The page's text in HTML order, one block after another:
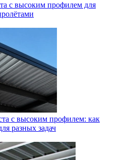
с высоким профилем для
с высоким профилем: как
разных задач